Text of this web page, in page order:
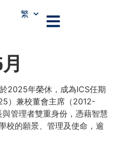
繁
2025年榮休，成為ICS任期
）兼校董會主席（2012-
管理者雙重身份，憑藉智慧
校的願景、管理及使命，逾